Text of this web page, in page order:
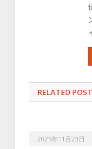
RELATED
2025年11月23日